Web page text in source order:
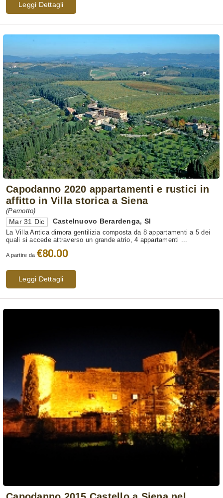
Leggi Dettagli
Capodanno 2020 appartamenti e rustici in
affitto in Villa storica a Siena
(Pernotto)
Mar 31 Dic Castelnuovo Berardenga, SI
La Villa Antica dimora gentilizia composta da 8 appartamenti a 5 dei
quali si accede attraverso un grande atrio, 4 appartamenti ...
A partire da €80.00
Leggi Dettagli